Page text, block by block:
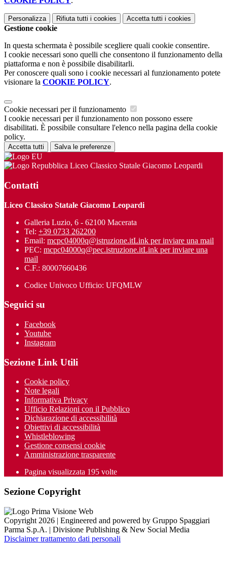
Personalizza Rifiuta tutti i cookies Accetta tutti i cookies
Gestione cookie
In questa schermata è possibile scegliere quali cookie consentire.
I cookie necessari sono quelli che consentono il funzionamento della
piattaforma e non è possibile disabilitarli.
Per conoscere quali sono i cookie necessari al funzionamento potete
visionare la COOKIE POLICY.
Cookie necessari per il funzionamento
I cookie necessari per il funzionamento non possono essere
disabilitati. È possibile consultare l'elenco nella pagina della cookie
policy.
Accetta tutti Salva le preferenze
Liceo Classico Statale Giacomo Leopardi
Contatti
Liceo Classico Statale Giacomo Leopardi
Galleria Luzio, 6 - 62100 Macerata
Tel: +39 0733 262200
Email: mcpc04000q@istruzione.itLink per inviare una mail
PEC: mcpc04000q@pec.istruzione.itLink per inviare una
mail
C.F.: 80007660436
Codice Univoco Ufficio: UFQMLW
Seguici su
Facebook
Youtube
Instagram
Sezione Link Utili
Cookie policy
Note legali
Informativa Privacy
Ufficio Relazioni con il Pubblico
Dichiarazione di accessibilità
Obiettivi di accessibilità
Whistleblowing
Gestione consensi cookie
Amministrazione trasparente
Pagina visualizzata 195 volte
Sezione Copyright
Copyright 2026 | Engineered and powered by Gruppo Spaggiari
Parma S.p.A. | Divisione Publishing & New Social Media
Disclaimer trattamento dati personali